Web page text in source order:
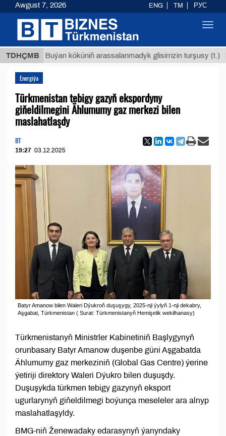
TDHÇMB
Buýan köküniň arassalanmadyk glisirrizin turşusy (t.)
Energiýa
Türkmenistan tebigy gazyň ekspordyny
giňeldilmegini Ählumumy gaz merkezi bilen
maslahatlaşdy
BT
19:27 03.12.2025
Batyr Amanow bilen Waleri Dýukroň duşuşygy, 2025-nji ýylyň 1-nji dekabry,
Aşgabat, Türkmenistan ( Surat: Türkmenistanyň Hemişelik wekilhanasy)
Türkmenistanyň Ministrler Kabinetiniň Başlygynyň
orunbasary Batyr Amanow duşenbe güni Aşgabatda
Ählumumy gaz merkeziniň (Global Gas Centre) ýerine
ýetiriji direktory Waleri Dýukro bilen duşuşdy.
Duşuşykda türkmen tebigy gazynyň eksport
ugurlarynyň giňeldilmegi boýunça meseleler ara alnyp
maslahatlaşyldy.
BMG-niň Ženewadaky edarasynyň ýanyndaky
Awgust 7, 2026 ENG TM РУС